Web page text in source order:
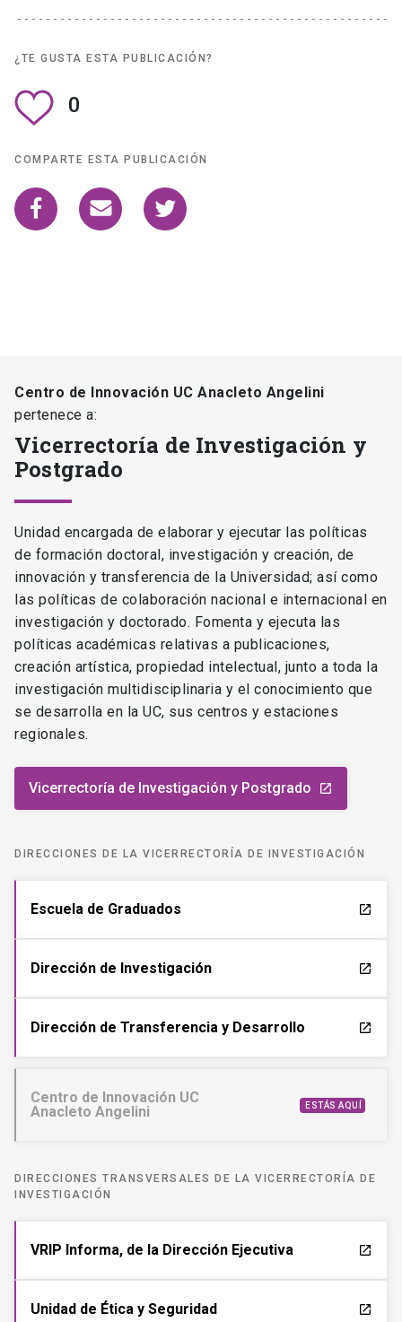
¿TE GUSTA ESTA PUBLICACIÓN?
0
COMPARTE ESTA PUBLICACIÓN
Centro de Innovación UC Anacleto Angelini
pertenece a:
Vicerrectoría de Investigación y
Postgrado
Unidad encargada de elaborar y ejecutar las políticas
de formación doctoral, investigación y creación, de
innovación y transferencia de la Universidad; así como
las políticas de colaboración nacional e internacional en
investigación y doctorado. Fomenta y ejecuta las
políticas académicas relativas a publicaciones,
creación artística, propiedad intelectual, junto a toda la
investigación multidisciplinaria y el conocimiento que
se desarrolla en la UC, sus centros y estaciones
regionales.
Vicerrectoría de Investigación y Postgrado launch
DIRECCIONES DE LA VICERRECTORÍA DE INVESTIGACIÓN
Escuela de Graduados launch
Dirección de Investigación launch
Dirección de Transferencia y Desarrollo launch
Centro de Innovación UC
Anacleto Angelini
ESTÁS AQUÍ
DIRECCIONES TRANSVERSALES DE LA VICERRECTORÍA DE
INVESTIGACIÓN
VRIP Informa, de la Dirección Ejecutiva launch
Unidad de Ética y Seguridad launch